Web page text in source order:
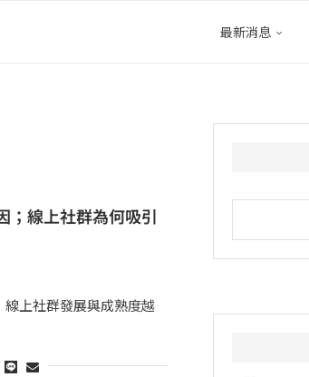
最新消息
；線上社群為何吸引
上社群發展與成熟度越